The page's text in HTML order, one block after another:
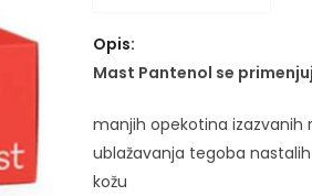
Opis:
Mast Pantenol se
manjih opekotina
ublažavanja tegoba
kožu